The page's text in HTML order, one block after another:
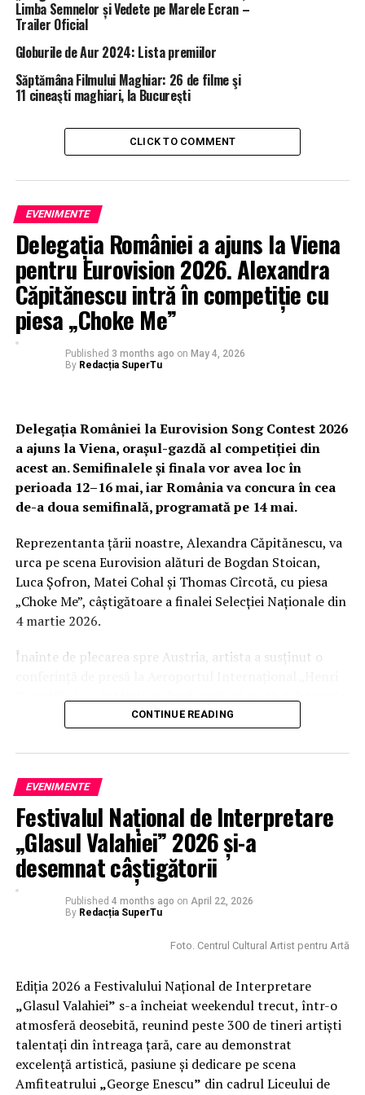
Limba Semnelor și Vedete pe Marele Ecran –
Trailer Oficial
Globurile de Aur 2024: Lista premiilor
Săptămâna Filmului Maghiar: 26 de filme şi
11 cineaşti maghiari, la Bucureşti
CLICK TO COMMENT
EVENIMENTE
Delegația României a ajuns la Viena
pentru Eurovision 2026. Alexandra
Căpitănescu intră în competiție cu
piesa „Choke Me”
Published 3 months ago on May 4, 2026
By Redacția SuperTu
Delegația României la Eurovision Song Contest 2026
a ajuns la Viena, orașul-gazdă al competiției din
acest an. Semifinalele și finala vor avea loc în
perioada 12–16 mai, iar România va concura în cea
de-a doua semifinală, programată pe 14 mai.
Reprezentanta țării noastre, Alexandra Căpitănescu, va
urca pe scena Eurovision alături de Bogdan Stoican,
Luca Șofron, Matei Cohal și Thomas Cîrcotă, cu piesa
„Choke Me”, câștigătoare a finalei Selecției Naționale din
4 martie 2026.
Înainte de plecarea spre Austria, artista a susținut o
„Momentul mult aşteptat a sosit. După luni intense de
pregătire pentru semifinala din 14 mai, suntem gata să
Contest 2026”, a declarat Alexandra Căpitănescu.
ADVERTISEMENT
CONTINUE READING
EVENIMENTE
Festivalul Național de Interpretare
„Glasul Valahiei” 2026 și-a
desemnat câștigătorii
Published 4 months ago on April 22, 2026
By Redacția SuperTu
Foto. Centrul Cultural Artist pentru Artă
Ediția 2026 a Festivalului Național de Interpretare
„Glasul Valahiei” s-a încheiat weekendul trecut, într-o
atmosferă deosebită, reunind peste 300 de tineri artiști
talentați din întreaga țară, care au demonstrat
excelență artistică, pasiune și dedicare pe scena
Amfiteatrului „George Enescu” din cadrul Liceului de